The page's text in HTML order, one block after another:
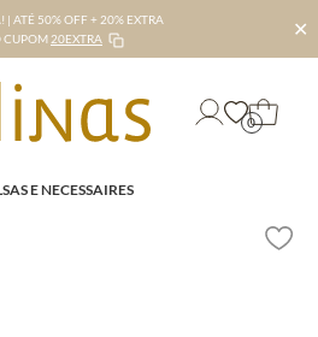
| ATÉ 50% OFF + 20% EXTRA
CUPOM 20EXTRA ✕
0
E NECESSAIRES